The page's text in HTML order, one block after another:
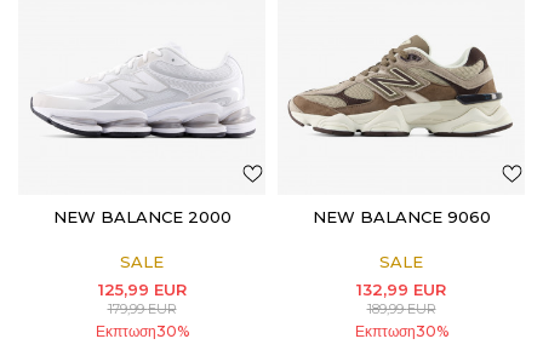
NEW BALANCE 2000
SALE
125,99 EUR
179,99EUR
Εκπτωση30%
NEW BALANCE 9060
SALE
132,99 EUR
189,99EUR
Εκπτωση30%